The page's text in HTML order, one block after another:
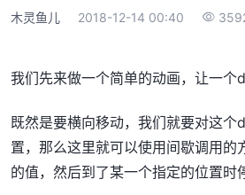
木灵鱼儿 2018-12-14 00:40
我们先来做一个简单的动画，让一个
既然是要横向移动，我们就要对这
置，那么这里就可以使用间歇调用的
的值，然后到了某一个指定的位置时